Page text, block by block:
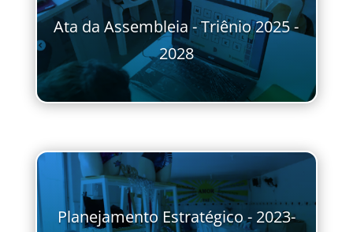
Ata da Assembleia - Triênio 2025 -
2028
Planejamento Estratégico - 2023-